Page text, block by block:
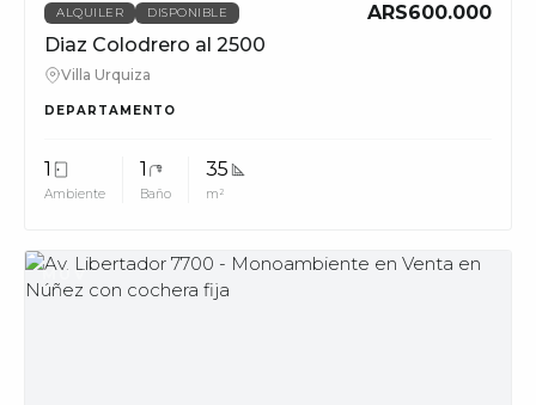
ALQUILER DISPONIBLE
ARS600.000
Diaz Colodrero al 2500
Villa Urquiza
DEPARTAMENTO
1
Ambiente
1
Baño
35
m²
MUV